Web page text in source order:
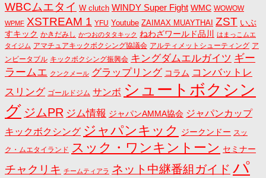
WBCムエタイ W clutch WINDY Super Fight WMC WOWOW
WPMF XSTREAM 1 YFU Youtube ZAIMAX MUAYTHAI ZST いぶ
すキック かきだみし かつおのタタキック ねわざワールド品川
はまっこムエ
タイジム アマチュアキックボクシング協議会 アルティメットシューティング ア
ンビータブル キックボクシング振興会 キングダムエルガイツ ギー
ラームエ クンクメール グラップリング コラム コンバットレ
スリング ゴールドジム サンボ シュートボクシン
グ ジムPR ジム情報 ジャパンAMMA協会 ジャパンカップ
キックボクシング ジャパンキック ジークンドー スッ
ク・ムエタイランド スック・ワンキントーン セミナー
チャクリキ チームティアラ ネット中継番組ガイド パ